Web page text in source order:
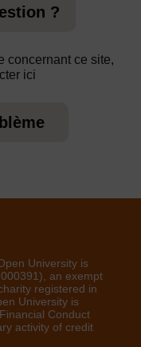
?
concernant ce site,
ici
University is
an exempt
registered in
University is
Conduct
activity of credit